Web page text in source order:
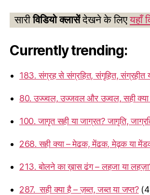
सारीविडियो क्लासेंदेखने के लिएयहाँ
Currently trending:
183. संग्रह से संग्रहित, संगृहित, संग्रहीत
80. उज्ज्वल, उज्जवल और उज्वल, सही
100. जागृत सही या जाग्रत? जागृति,
268. सही क्या – मेढक, मेंढक, मेढ़क या
213. बोलने का ख़ास ढंग – लहजा या
287. सही क्या है – ज़ब्त, जब्त या जप्त?